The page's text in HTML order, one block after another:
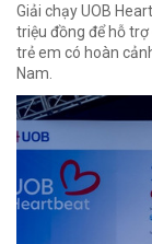
Giải chạy UOB
triệu đồng để hỗ
trẻ em có hoàn
Nam.